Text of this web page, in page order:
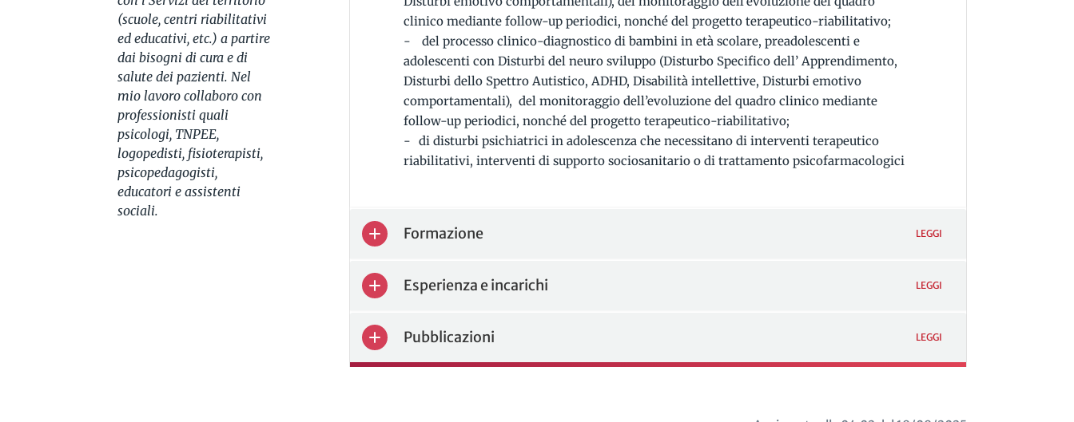
(scuole, centri riabilitativi
ed educativi, etc.) a partire
dai bisogni di cura e di
salute dei pazienti. Nel
mio lavoro collaboro con
professionisti quali
psicologi, TNPEE,
logopedisti, fisioterapisti,
psicopedagogisti,
educatori e assistenti
sociali.
clinico mediante follow-up periodici, nonché del progetto terapeutico-riabilitativo;
del processo clinico-diagnostico di bambini in età scolare, preadolescenti e
adolescenti con Disturbi del neuro sviluppo (Disturbo Specifico dell’ Apprendimento,
Disturbi dello Spettro Autistico, ADHD, Disabilità intellettive, Disturbi emotivo
comportamentali), del monitoraggio dell’evoluzione del quadro clinico mediante
follow-up periodici, nonché del progetto terapeutico-riabilitativo;
di disturbi psichiatrici in adolescenza che necessitano di interventi terapeutico
riabilitativi, interventi di supporto sociosanitario o di trattamento psicofarmacologici
Formazione LEGGI
Esperienza e incarichi LEGGI
Pubblicazioni LEGGI